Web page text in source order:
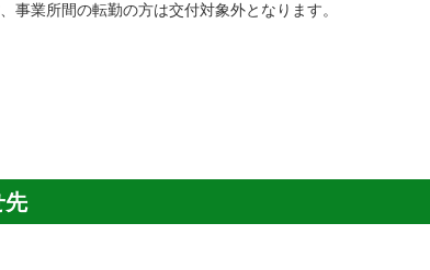
事業所間の転勤の方は交付対象外となります。
先